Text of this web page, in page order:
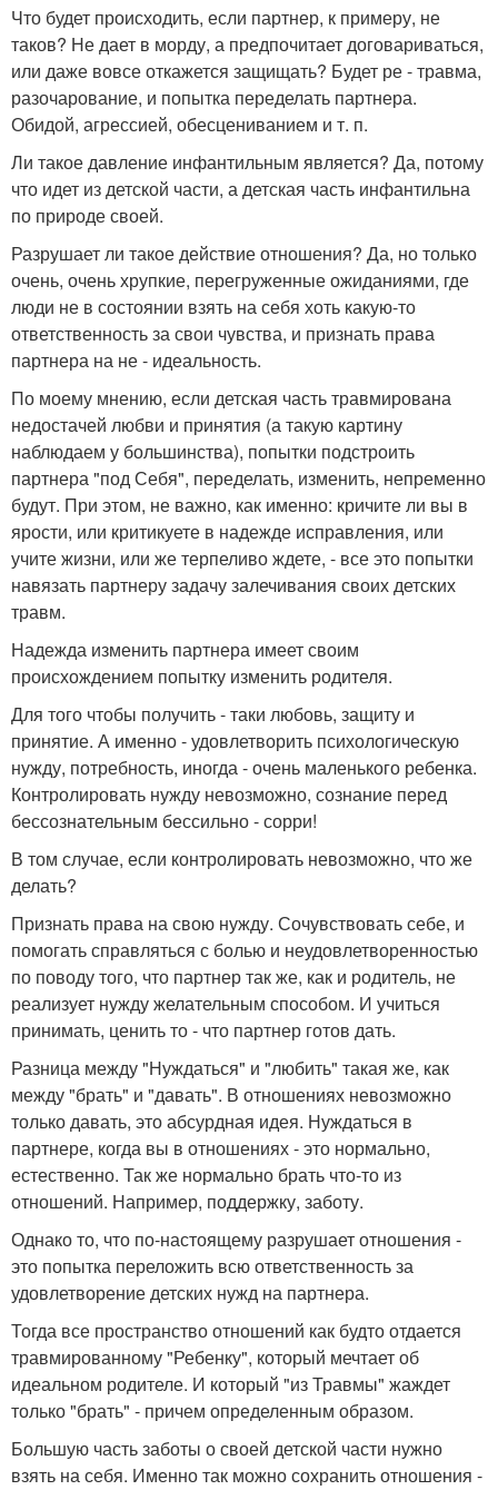
Что будет происходить, если партнер, к примеру, не
таков? Не дает в морду, а предпочитает договариваться,
или даже вовсе откажется защищать? Будет ре - травма,
разочарование, и попытка переделать партнера.
Обидой, агрессией, обесцениванием и т. п.
Ли такое давление инфантильным является? Да, потому
что идет из детской части, а детская часть инфантильна
по природе своей.
Разрушает ли такое действие отношения? Да, но только
очень, очень хрупкие, перегруженные ожиданиями, где
люди не в состоянии взять на себя хоть какую-то
ответственность за свои чувства, и признать права
партнера на не - идеальность.
По моему мнению, если детская часть травмирована
недостачей любви и принятия (а такую картину
наблюдаем у большинства), попытки подстроить
партнера "под Себя", переделать, изменить, непременно
будут. При этом, не важно, как именно: кричите ли вы в
ярости, или критикуете в надежде исправления, или
учите жизни, или же терпеливо ждете, - все это попытки
навязать партнеру задачу залечивания своих детских
травм.
Надежда изменить партнера имеет своим
происхождением попытку изменить родителя.
Для того чтобы получить - таки любовь, защиту и
принятие. А именно - удовлетворить психологическую
нужду, потребность, иногда - очень маленького ребенка.
Контролировать нужду невозможно, сознание перед
бессознательным бессильно - сорри!
В том случае, если контролировать невозможно, что же
делать?
Признать права на свою нужду. Сочувствовать себе, и
помогать справляться с болью и неудовлетворенностью
по поводу того, что партнер так же, как и родитель, не
реализует нужду желательным способом. И учиться
принимать, ценить то - что партнер готов дать.
Разница между "Нуждаться" и "любить" такая же, как
между "брать" и "давать". В отношениях невозможно
только давать, это абсурдная идея. Нуждаться в
партнере, когда вы в отношениях - это нормально,
естественно. Так же нормально брать что-то из
отношений. Например, поддержку, заботу.
Однако то, что по-настоящему разрушает отношения -
это попытка переложить всю ответственность за
удовлетворение детских нужд на партнера.
Тогда все пространство отношений как будто отдается
травмированному "Ребенку", который мечтает об
идеальном родителе. И который "из Травмы" жаждет
только "брать" - причем определенным образом.
Большую часть заботы о своей детской части нужно
взять на себя. Именно так можно сохранить отношения -